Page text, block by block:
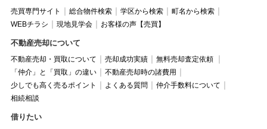
売買専門サイト 総合物件検索 学区から検索
町名から検索
WEBチラシ
現地見学会 お客様の声【売買】
不動産売却について
不動産売却・買取について 売却成功実績
無料売却査定依頼
「仲介」と「買取」の違い
不動産売却時の諸費用
少しでも高く売るポイント
よくある質問
仲介手数料について
相続相談
借りたい